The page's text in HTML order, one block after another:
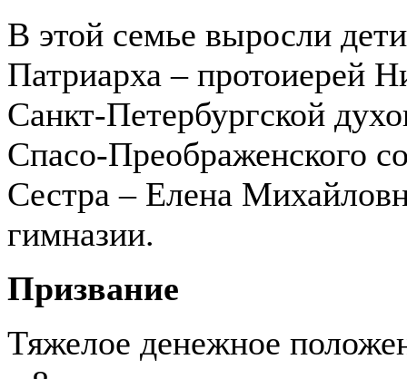
В этой семье выросли
Патриарха – протоиерей
Санкт-Петербургской
Спасо-Преображенского
Сестра – Елена
гимназии.
Призвание
Тяжелое денежное